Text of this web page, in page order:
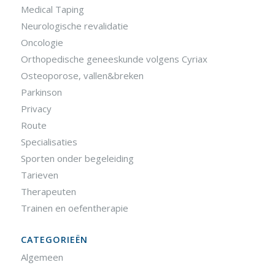
Medical Taping
Neurologische revalidatie
Oncologie
Orthopedische geneeskunde volgens Cyriax
Osteoporose, vallen&breken
Parkinson
Privacy
Route
Specialisaties
Sporten onder begeleiding
Tarieven
Therapeuten
Trainen en oefentherapie
CATEGORIEËN
Algemeen